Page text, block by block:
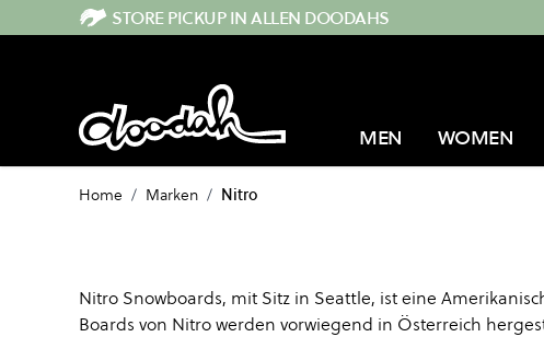
Direkt zum InhaltSTORE PICKUP IN ALLEN DOODAHS
MEN WOMEN
Home / Marken / Nitro
Nitro Snowboards, mit Sitz in Seattle, ist eine
Boards von Nitro werden vorwiegend in Österreich